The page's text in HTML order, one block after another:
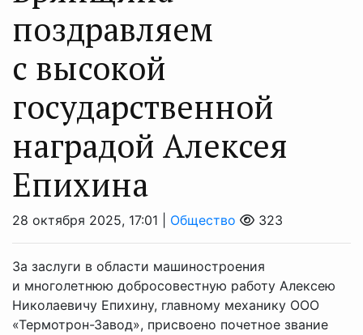
поздравляем
с высокой
государственной
наградой Алексея
Епихина
28 октября 2025, 17:01 | Общество 323
За заслуги в области машиностроения
и многолетнюю добросовестную работу Алексею
Николаевичу Епихину, главному механику ООО
«Термотрон-Завод», присвоено почетное звание